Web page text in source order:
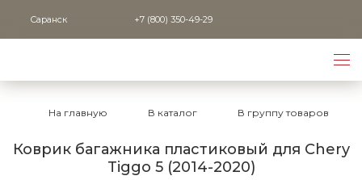
Саранск +7 (800) 350-49-29
На главную В каталог В группу товаров
Коврик багажника пластиковый для Chery
Tiggo 5 (2014-2020)